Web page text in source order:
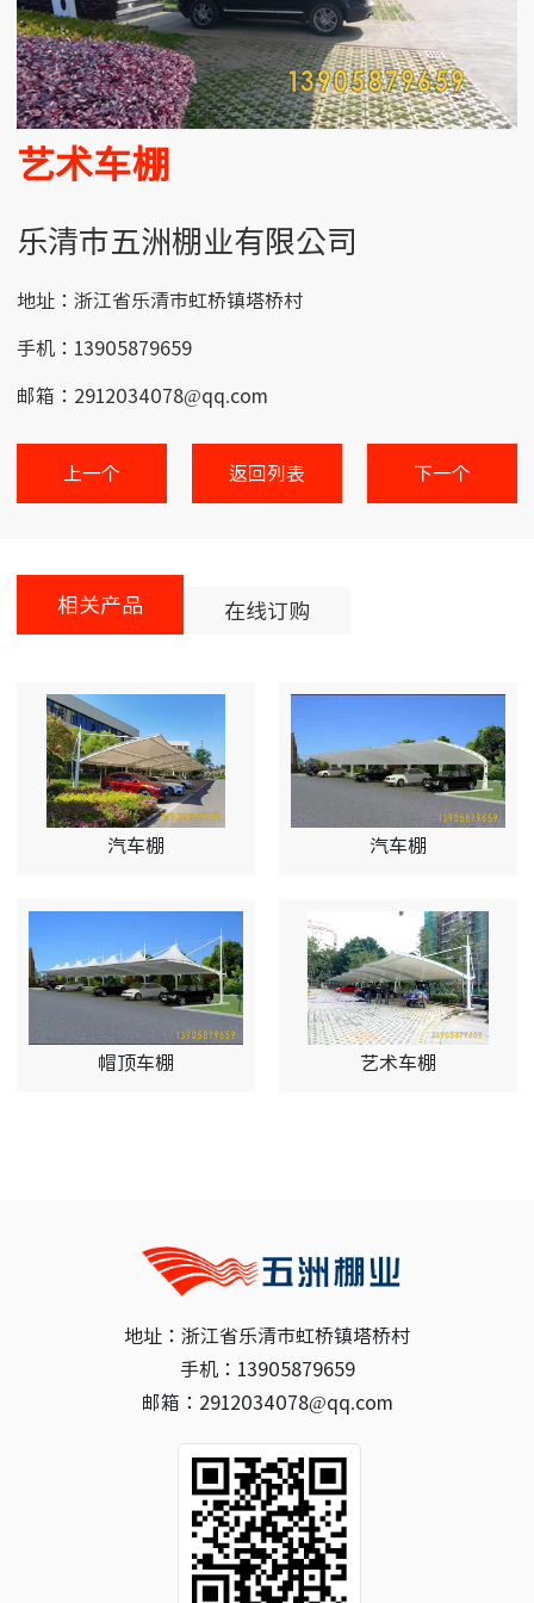
艺术车棚
乐清市五洲棚业有限公司
地址：浙江省乐清市虹桥镇塔桥村
手机：13905879659
邮箱：2912034078@qq.com
上一个 返回列表 下一个
相关产品 在线订购
汽车棚 汽车棚
帽顶车棚 艺术车棚
地址：浙江省乐清市虹桥镇塔桥村
手机：13905879659
邮箱：2912034078@qq.com